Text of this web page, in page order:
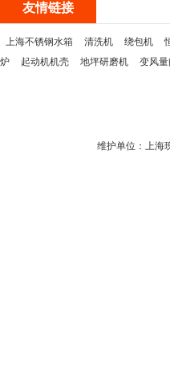
友情链接
上海不锈钢水箱 清洗机 绕包机
炉
起动机机壳 地坪研磨机 变风量
维护单位：上海